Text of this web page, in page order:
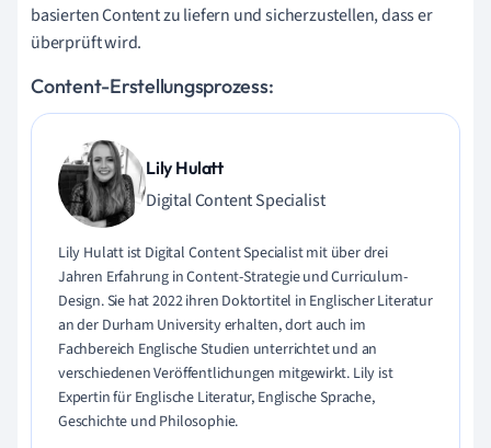
basierten Content zu liefern und sicherzustellen, dass er
überprüft wird.
Content-Erstellungsprozess:
Lily Hulatt
Digital Content Specialist
Lily Hulatt ist Digital Content Specialist mit über drei
Jahren Erfahrung in Content-Strategie und Curriculum-
Design. Sie hat 2022 ihren Doktortitel in Englischer Literatur
an der Durham University erhalten, dort auch im
Fachbereich Englische Studien unterrichtet und an
verschiedenen Veröffentlichungen mitgewirkt. Lily ist
Expertin für Englische Literatur, Englische Sprache,
Geschichte und Philosophie.